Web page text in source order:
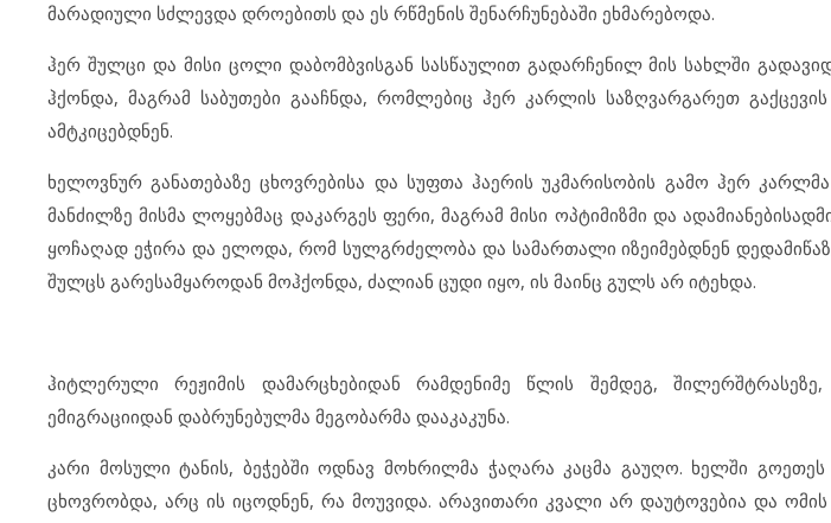
მარადიული სძლევდა დროებითს და ეს რწმენის შენარჩუნებაში ეხმარებოდა.
ჰერ შულცი და მისი ცოლი დაბომბვისგან სასწაულით გადარჩენილ მის სახლში
ჰქონდა, მაგრამ საბუთები გააჩნდა, რომლებიც ჰერ კარლის საზღვარგარეთ
ამტკიცებდნენ.
ხელოვნურ განათებაზე ცხოვრებისა და სუფთა ჰაერის უკმარისობის გამო ჰერ
მანძილზე მისმა ლოყებმაც დაკარგეს ფერი, მაგრამ მისი ოპტიმიზმი და
ყოჩაღად ეჭირა და ელოდა, რომ სულგრძელობა და სამართალი იზეიმებდნენ
შულცს გარესამყაროდან მოჰქონდა, ძალიან ცუდი იყო, ის მაინც გულს არ იტეხდა.
ჰიტლერული რეჟიმის დამარცხებიდან რამდენიმე წლის შემდეგ,
ემიგრაციიდან დაბრუნებულმა მეგობარმა დააკაკუნა.
კარი მოსული ტანის, ბეჭებში ოდნავ მოხრილმა ჭაღარა კაცმა გაუღო. ხელში
ცხოვრობდა, არც ის იცოდნენ, რა მოუვიდა. არავითარი კვალი არ დაუტოვებია და